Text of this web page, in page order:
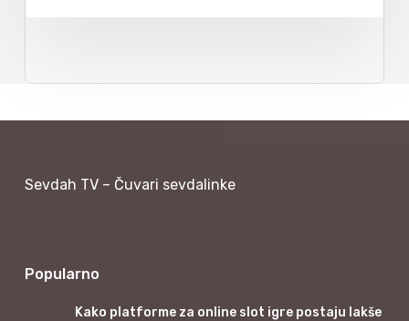
Sevdah TV – Čuvari sevdalinke
Popularno
Kako platforme za online slot igre postaju lakše